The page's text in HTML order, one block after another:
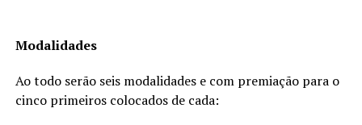
Modalidades
Ao todo serão seis modalidades e com premiação para o
cinco primeiros colocados de cada: